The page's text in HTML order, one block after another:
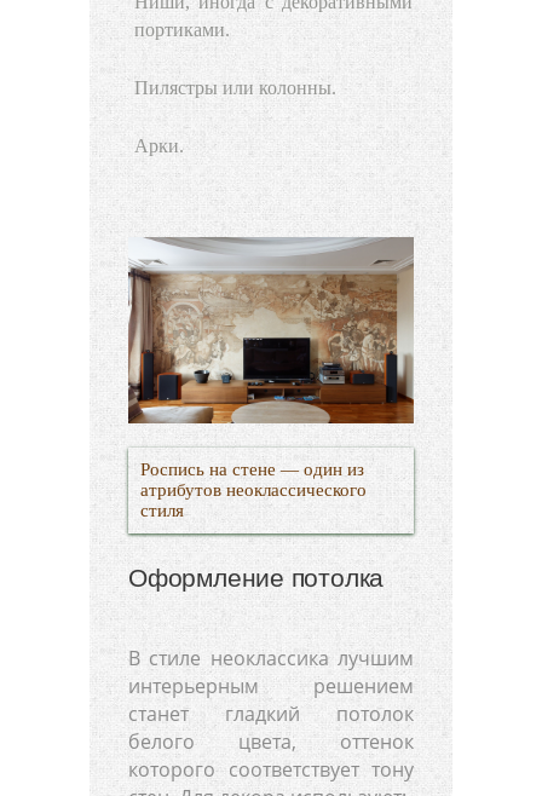
портиками.
Пилястры или колонны.
Арки.
Роспись на стене — один из
атрибутов неоклассического
стиля
Оформление потолка
В стиле неоклассика лучшим
интерьерным решением
станет гладкий потолок
белого цвета, оттенок
которого соответствует тону